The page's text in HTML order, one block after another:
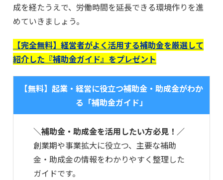
成を経たうえで、労働時間を延長できる環境作りを進
めていきましょう。
【完全無料】経営者がよく活用する補助金を厳選して
紹介した『補助金ガイド』をプレゼント
【無料】起業・経営に役立つ補助金・助成金がわか
る「補助金ガイド」
＼補助金・助成金を活用したい方必見！／
創業期や事業拡大に役立つ、主要な補助
金・助成金の情報をわかりやすく整理した
ガイドです。